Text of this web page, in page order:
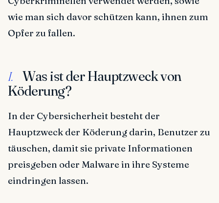
wie man sich davor schützen kann, ihnen zum
Opfer zu fallen.
I.
Was ist der Hauptzweck von
Köderung?
In der Cybersicherheit besteht der
Hauptzweck der Köderung darin, Benutzer zu
täuschen, damit sie private Informationen
preisgeben oder Malware in ihre Systeme
eindringen lassen.